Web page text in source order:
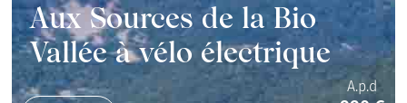
Aux Sources de la Bio
Vallée à vélo électrique
A.p.d